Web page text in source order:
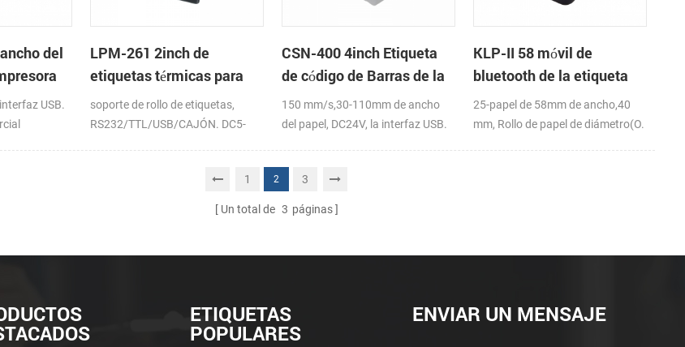
del
USB.
LPM-261 2inch de
etiquetas térmicas para
montaje en panel de
impresoras de apoyo de la
soporte de rollo de etiquetas,
RS232/TTL/USB/CAJÓN. DC5-
CSN-400 4inch Etiqueta
de código de Barras de la
Impresora
150 mm/s,30-110mm de ancho
del papel, DC24V, la interfaz USB.
KLP-II 58 móvil de
bluetooth de la etiqueta
de la impresora
25-papel de 58mm de ancho,40
mm, Rollo de papel de diámetro(O.
1
2 3
Un total de 3 páginas
ETIQUETAS
POPULARES
ENVIAR UN MENSAJE